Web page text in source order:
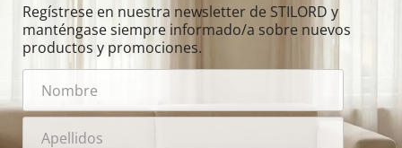
Regístrese en nuestra newsletter de STILORD y
manténgase siempre informado/a sobre nuevos
productos y promociones.